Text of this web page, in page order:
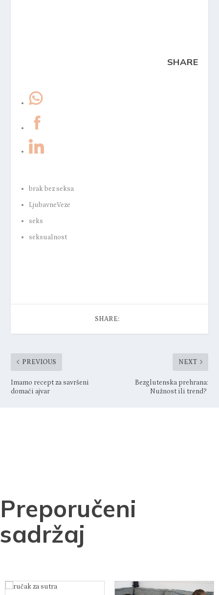
SHARE
brak bez seksa
LjubavneVeze
seks
seksualnost
SHARE:
PREVIOUS
Imamo recept za savršeni
domaći ajvar
NEXT
Bezglutenska prehrana:
Nužnost ili trend?
Preporučeni
sadržaj